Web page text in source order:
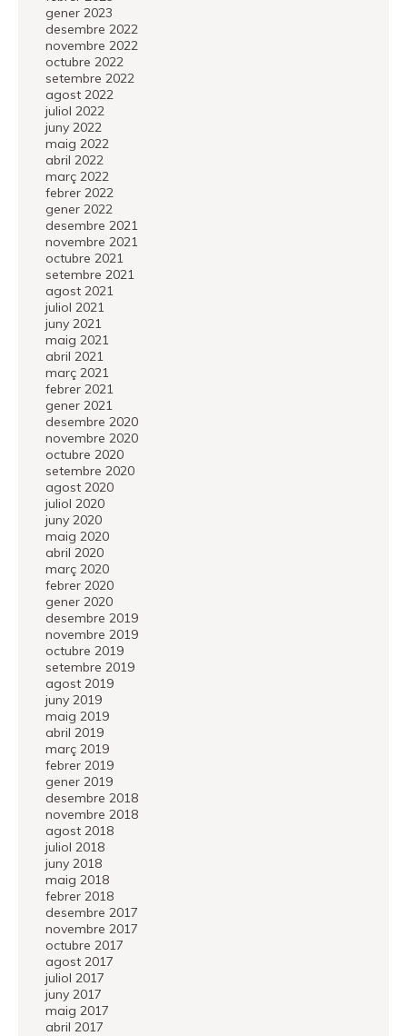
gener 2023
desembre 2022
novembre 2022
octubre 2022
setembre 2022
agost 2022
juliol 2022
juny 2022
maig 2022
abril 2022
març 2022
febrer 2022
gener 2022
desembre 2021
novembre 2021
octubre 2021
setembre 2021
agost 2021
juliol 2021
juny 2021
maig 2021
abril 2021
març 2021
febrer 2021
gener 2021
desembre 2020
novembre 2020
octubre 2020
setembre 2020
agost 2020
juliol 2020
juny 2020
maig 2020
abril 2020
març 2020
febrer 2020
gener 2020
desembre 2019
novembre 2019
octubre 2019
setembre 2019
agost 2019
juny 2019
maig 2019
abril 2019
març 2019
febrer 2019
gener 2019
desembre 2018
novembre 2018
agost 2018
juliol 2018
juny 2018
maig 2018
febrer 2018
desembre 2017
novembre 2017
octubre 2017
agost 2017
juliol 2017
juny 2017
maig 2017
abril 2017